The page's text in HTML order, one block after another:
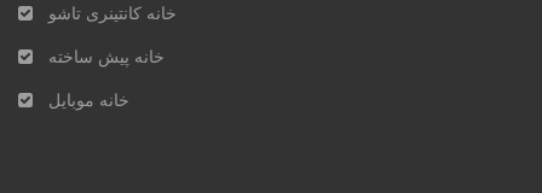
خانه کانتینری تاشو
خانه پیش ساخته
خانه موبایل